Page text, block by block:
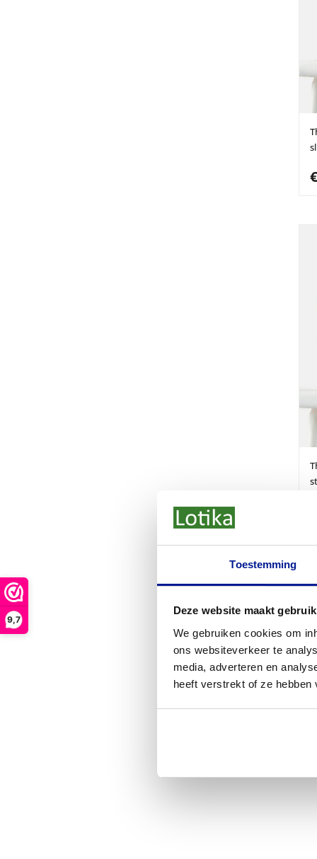
9,7
Toestemming
Deze website maakt
We gebruiken cookies om
ons websiteverkeer te
media, adverteren en
heeft verstrekt of ze